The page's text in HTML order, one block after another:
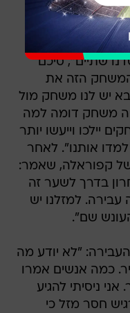
טוב.
שקיבלנו, אני
שתיים", סיכם
הזה את
יש לנו משחק מול
משחק דומה למה
יילכו וייעשו יותר
אותנו". לאחר
קפוראלה, שאמר:
בדרך לשער זה
למזלנו יש
שם".
"לא יודע מה
כמה אנשים אמרו
ניסיתי להגיע
חסר מזל כי